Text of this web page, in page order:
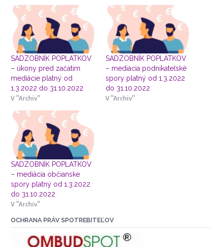
SADZOBNÍK POPLATKOV
– úkony pred začatim
mediácie platný od
1.3.2022 do 31.10.2022
V "Archiv"
SADZOBNÍK POPLATKOV
– mediácia podnikateľské
spory platný od 1.3.2022
do 31.10.2022
V "Archiv"
SADZOBNÍK POPLATKOV
– mediácia občianske
spory platný od 1.3.2022
do 31.10.2022
V "Archiv"
OCHRANA PRÁV SPOTREBITEĽOV